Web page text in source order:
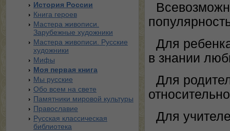
История России
Книга героев
Мастера живописи.
Зарубежные художники
Мастера живописи. Русские
художники
Мифы
Моя первая книга
Мы русские
Обо всем на свете
Памятники мировой культуры
Православие
Русская классическая
библиотека
Для
в знании
Для
Для